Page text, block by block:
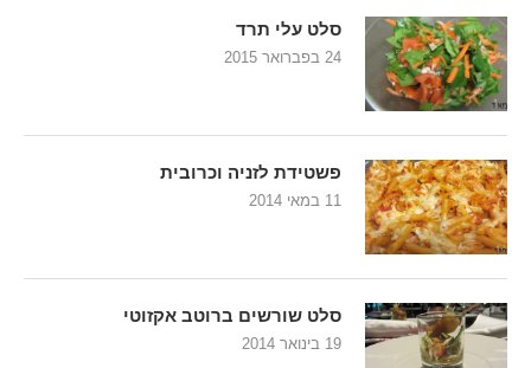
סלט עלי תרד
24 בפברואר 2015
פשטידת לזניה וכרובית
11 במאי 2014
סלט שורשים ברוטב אקזוטי
19 בינואר 2014